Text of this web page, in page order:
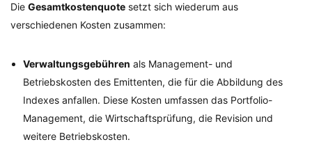
Die Gesamtkostenquote setzt sich wiederum aus
verschiedenen Kosten zusammen:
Verwaltungsgebühren als Management- und
Betriebskosten des Emittenten, die für die Abbildung des
Indexes anfallen. Diese Kosten umfassen das Portfolio-
Management, die Wirtschaftsprüfung, die Revision und
weitere Betriebskosten.